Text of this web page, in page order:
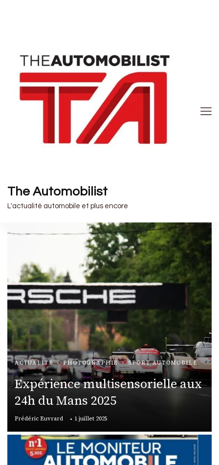
The Automobilist
L'actualité automobile et plus encore
ACTUALITÉ PHOTOGRAPHIE SPORT AUTOMOBILE
Expérience multisensorielle aux
24h du Mans 2025
Frédéric Euvrard 1 juillet 2025